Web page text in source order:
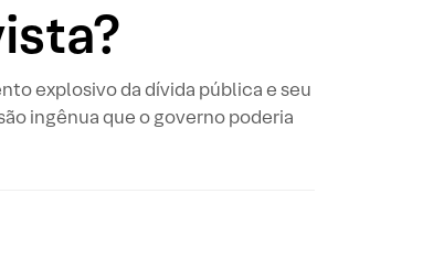
explosivo da dívida pública e seu
ingênua que o governo poderia